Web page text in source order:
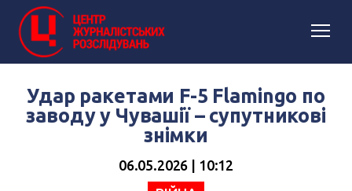
Удар ракетами F-5 Flamingo по
заводу у Чувашії – супутникові
знімки
06.05.2026 | 10:12